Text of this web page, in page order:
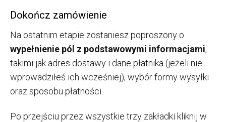
Dokończ zamówienie
Na ostatnim etapie zostaniesz poproszony o
wypełnienie pól z podstawowymi informacjami,
takimi jak adres dostawy i dane płatnika (jeżeli nie
wprowadziłeś ich wcześniej), wybór formy wysyłki
oraz sposobu płatności.
Po przejściu przez wszystkie trzy zakładki kliknij w